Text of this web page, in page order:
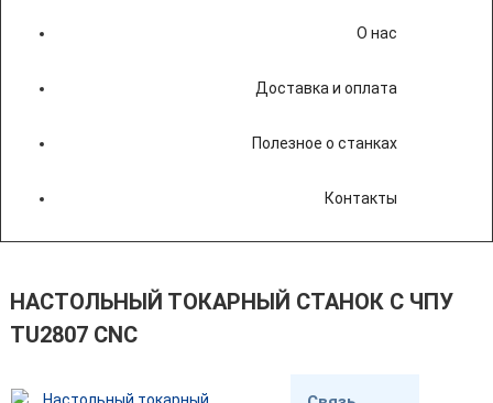
О нас
Доставка и оплата
Полезное о станках
Контакты
НАСТОЛЬНЫЙ ТОКАРНЫЙ СТАНОК С ЧПУ
TU2807 CNC